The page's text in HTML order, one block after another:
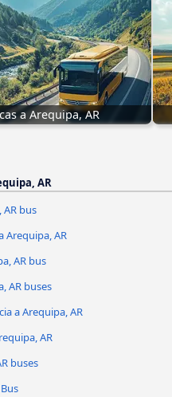
a Arequipa, AR
AR
AR bus
Arequipa, AR
AR bus
AR buses
a Arequipa, AR
AR
buses